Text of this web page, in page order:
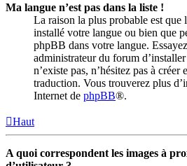
Ma langue n’est pas dans la liste !
La raison la plus probable est que
installé votre langue ou bien que
phpBB dans votre langue.
administrateur du forum
n’existe pas, n’hésitez pas à
traduction. Vous trouverez plus
Internet de phpBB®.
Haut
A quoi correspondent les images à